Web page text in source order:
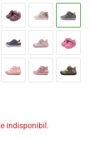
indisponibil.